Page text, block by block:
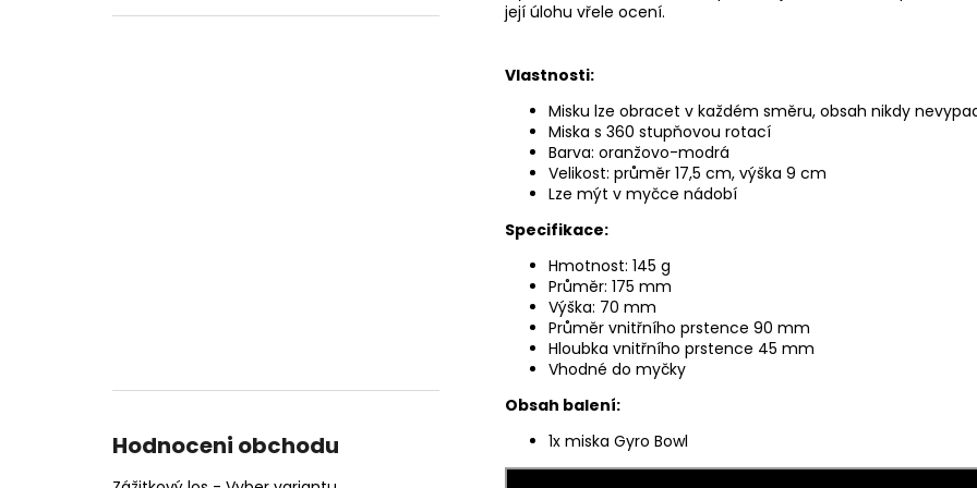
Hodnoceni obchodu
její úlohu vřele ocení.
Vlastnosti:
Misku lze obracet v každém směru, obsah nikdy
Miska s 360 stupňovou rotací
Barva: oranžovo-modrá
Velikost: průměr 17,5 cm, výška 9 cm
Lze mýt v myčce nádobí
Specifikace:
Hmotnost: 145 g
Průměr: 175 mm
Výška: 70 mm
Průměr vnitřního prstence 90 mm
Hloubka vnitřního prstence 45 mm
Vhodné do myčky
Obsah balení:
1x miska Gyro Bowl